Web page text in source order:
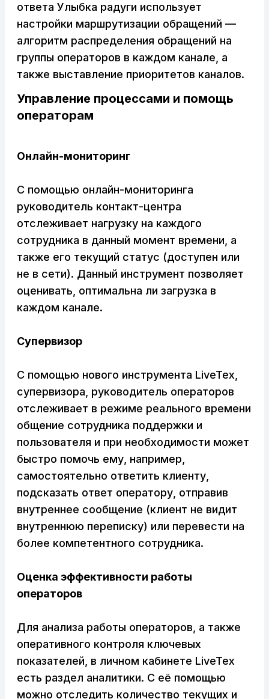
ответа Улыбка радуги использует
настройки маршрутизации обращений —
алгоритм распределения обращений на
группы операторов в каждом канале, а
также выставление приоритетов каналов.
Управление процессами и помощь
операторам
Онлайн-мониторинг
С помощью онлайн-мониторинга
руководитель контакт-центра
отслеживает нагрузку на каждого
сотрудника в данный момент времени, а
также его текущий статус (доступен или
не в сети). Данный инструмент позволяет
оценивать, оптимальна ли загрузка в
каждом канале.
Супервизор
С помощью нового инструмента LiveTex,
супервизора, руководитель операторов
отслеживает в режиме реального времени
общение сотрудника поддержки и
пользователя и при необходимости может
быстро помочь ему, например,
самостоятельно ответить клиенту,
подсказать ответ оператору, отправив
внутреннее сообщение (клиент не видит
внутреннюю переписку) или перевести на
более компетентного сотрудника.
Оценка эффективности работы
операторов
Для анализа работы операторов, а также
оперативного контроля ключевых
показателей, в личном кабинете LiveTex
есть раздел аналитики. С её помощью
можно отследить количество текущих и